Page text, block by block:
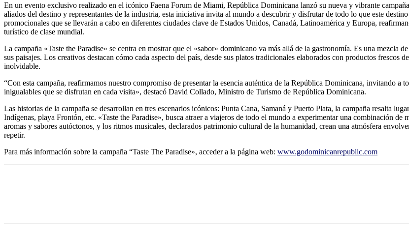
En un evento exclusivo realizado en el icónico Faena Forum de Miami, República Dominicana lanzó su nueva y vibrante
aliados del destino y representantes de la industria, esta iniciativa invita al mundo a descubrir y disfrutar de todo lo que este
promocionales que se llevarán a cabo en diferentes ciudades clave de Estados Unidos, Canadá, Latinoamérica y Europa,
turístico de clase mundial.
La campaña «Taste the Paradise» se centra en mostrar que el «sabor» dominicano va más allá de la gastronomía. Es una mezcla
sus paisajes. Los creativos destacan cómo cada aspecto del país, desde sus platos tradicionales elaborados con productos frescos
inolvidable.
“Con esta campaña, reafirmamos nuestro compromiso de presentar la esencia auténtica de la República Dominicana, invitando a
inigualables que se disfrutan en cada visita», destacó David Collado, Ministro de Turismo de República Dominicana.
Las historias de la campaña se desarrollan en tres escenarios icónicos: Punta Cana, Samaná y Puerto Plata, la campaña resalta
Indígenas, playa Frontón, etc. «Taste the Paradise», busca atraer a viajeros de todo el mundo a experimentar una combinación
aromas y sabores autóctonos, y los ritmos musicales, declarados patrimonio cultural de la humanidad, crean una atmósfera
repetir.
Para más información sobre la campaña “Taste The Paradise», acceder a la página web: www.godominicanrepublic.com